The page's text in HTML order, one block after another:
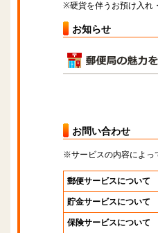
※硬貨を伴うお預け入れ
お知らせ
お問い合わせ
※サービスの内容によっ
郵便サービスについて
貯金サービスについて
保険サービスについて